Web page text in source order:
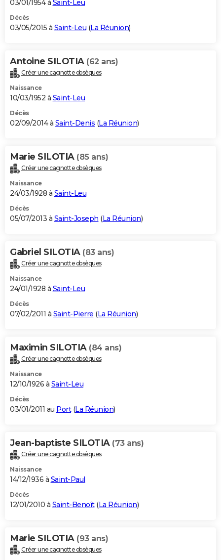
03/01/1954 à Saint-Leu
Décès
03/05/2015 à Saint-Leu (La Réunion)
Antoine SILOTIA (62 ans)
Créer une cagnotte obsèques
Naissance
10/03/1952 à Saint-Leu
Décès
02/09/2014 à Saint-Denis (La Réunion)
Marie SILOTIA (85 ans)
Créer une cagnotte obsèques
Naissance
24/03/1928 à Saint-Leu
Décès
05/07/2013 à Saint-Joseph (La Réunion)
Gabriel SILOTIA (83 ans)
Créer une cagnotte obsèques
Naissance
24/01/1928 à Saint-Leu
Décès
07/02/2011 à Saint-Pierre (La Réunion)
Maximin SILOTIA (84 ans)
Créer une cagnotte obsèques
Naissance
12/10/1926 à Saint-Leu
Décès
03/01/2011 au Port(La Réunion)
Jean-baptiste SILOTIA (73 ans)
Créer une cagnotte obsèques
Naissance
14/12/1936 à Saint-Paul
Décès
12/01/2010 à Saint-Benoît(La Réunion)
Marie SILOTIA (93 ans)
Créer une cagnotte obsèques